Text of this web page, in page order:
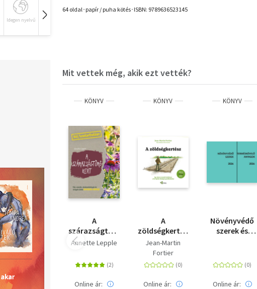
Idegen nyelvű Hangoskönyv
64 oldal･papír / puha kötés･ISBN: 9789636523145
Mit vettek még, akik ezt vették?
KÖNYV
A
szárazságtűrő
kert
Annette Lepple
Online ár:
KÖNYV
A
zöldségkertész
- Egy sikeres
termelő
kézikönyve a
kis léptékű
ökológiai
Jean-Martin
Fortier
Online ár:
KÖNYV
Növényvédő
szerek és
Online ár: